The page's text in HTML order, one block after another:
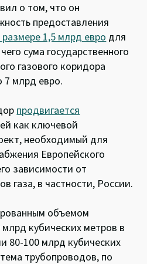
о том, что он
предоставления
1,5 млрд евро для
сума государственного
газового коридора
7 млрд евро.
продвигается
как ключевой
необходимый для
Европейского
зависимости от
газа, в частности, России.
объемом
кубических метров в
80-100 млрд кубических
трубопроводов, по